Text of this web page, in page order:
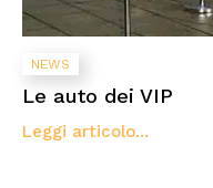
NEWS
Le auto dei VIP
Leggi articolo...